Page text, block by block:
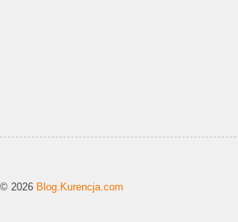
© 2026 Blog.Kurencja.com